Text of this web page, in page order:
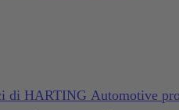
di HARTING Automotive